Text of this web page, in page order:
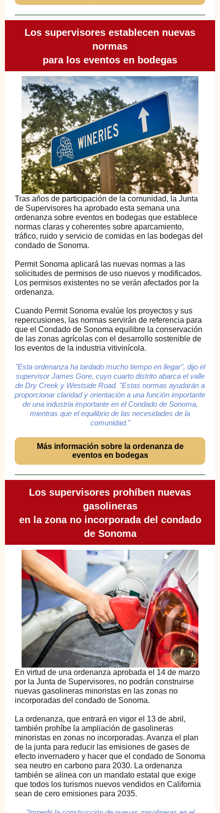
Los supervisores establecen nuevas
normas
para los eventos en bodegas
Tras años de participación de la comunidad, la Junta
de Supervisores ha aprobado esta semana una
ordenanza sobre eventos en bodegas que establece
normas claras y coherentes sobre aparcamiento,
tráfico, ruido y servicio de comidas en las bodegas del
condado de Sonoma.
Permit Sonoma aplicará las nuevas normas a las
solicitudes de permisos de uso nuevos y modificados.
Los permisos existentes no se verán afectados por la
ordenanza.
Cuando Permit Sonoma evalúe los proyectos y sus
repercusiones, las normas servirán de referencia para
que el Condado de Sonoma equilibre la conservación
de las zonas agrícolas con el desarrollo sostenible de
los eventos de la industria vitivinícola.
"Esta ordenanza ha tardado mucho tiempo en llegar", dijo el
supervisor James Gore, cuyo cuarto distrito abarca el valle
de Dry Creek y Westside Road. "Estas normas ayudarán a
proporcionar claridad y orientación a una función importante
de una industria importante en el Condado de Sonoma,
mientras que el equilibrio de las necesidades de la
comunidad."
Más información sobre la ordenanza de
eventos en bodegas
Los supervisores prohíben nuevas
gasolineras
en la zona no incorporada del condado
de Sonoma
En virtud de una ordenanza aprobada el 14 de marzo
por la Junta de Supervisores, no podrán construirse
nuevas gasolineras minoristas en las zonas no
incorporadas del condado de Sonoma.
La ordenanza, que entrará en vigor el 13 de abril,
también prohíbe la ampliación de gasolineras
minoristas en zonas no incorporadas. Avanza el plan
de la junta para reducir las emisiones de gases de
efecto invernadero y hacer que el condado de Sonoma
sea neutro en carbono para 2030. La ordenanza
también se alinea con un mandato estatal que exige
que todos los turismos nuevos vendidos en California
sean de cero emisiones para 2035.